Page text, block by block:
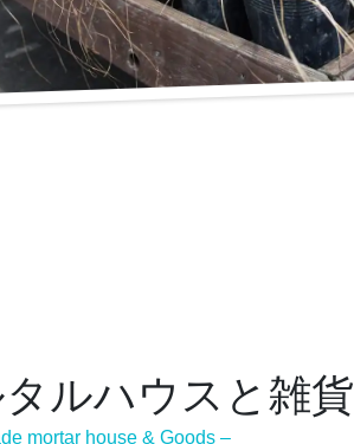
ルハウスと雑貨
mortar house & Goods –